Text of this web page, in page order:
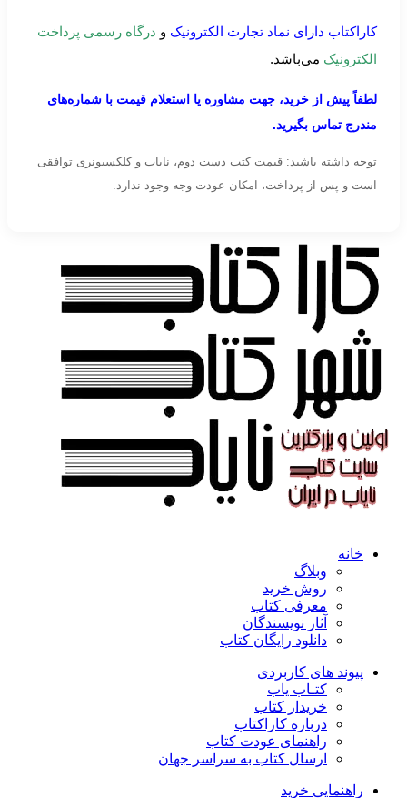
کاراکتاب دارای نماد تجارت الکترونیک و درگاه رسمی پرداخت
الکترونیک می‌باشد.
لطفاً پیش از خرید، جهت مشاوره یا استعلام قیمت با شماره‌های
مندرج تماس بگیرید.
توجه داشته باشید: قیمت کتب دست دوم، نایاب و کلکسیونری توافقی
است و پس از پرداخت، امکان عودت وجه وجود ندارد.
خانه
وبلاگ
روش خرید
معرفی کتاب
آثار نویسندگان
دانلود رایگان کتاب
پیوند های کاربردی
کتـاب یاب
خریدار کتاب
درباره کاراکتاب
راهنمای عودت کتاب
ارسال کتاب به سراسر جهان
راهنمایی خرید